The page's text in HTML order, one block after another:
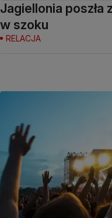
Jagiellonia poszła
w szoku
RELACJA